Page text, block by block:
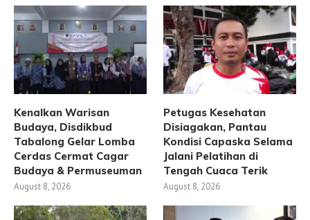
Kenalkan Warisan
Budaya, Disdikbud
Tabalong Gelar Lomba
Cerdas Cermat Cagar
Budaya & Permuseuman
August 8, 2026
Petugas Kesehatan
Disiagakan, Pantau
Kondisi Capaska Selama
Jalani Pelatihan di
Tengah Cuaca Terik
August 8, 2026